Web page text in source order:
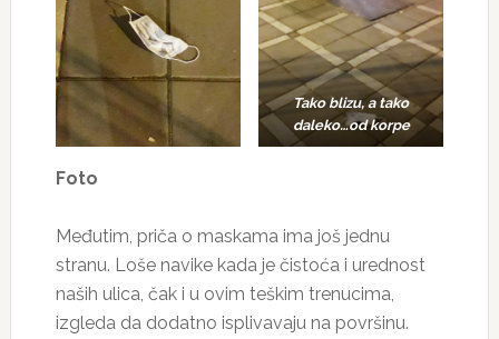
Tako blizu, a tako
daleko…od korpe
Foto
Međutim, priča o maskama ima još jednu
stranu. Loše navike kada je čistoća i urednost
naših ulica, čak i u ovim teškim trenucima,
izgleda da dodatno isplivavaju na površinu.